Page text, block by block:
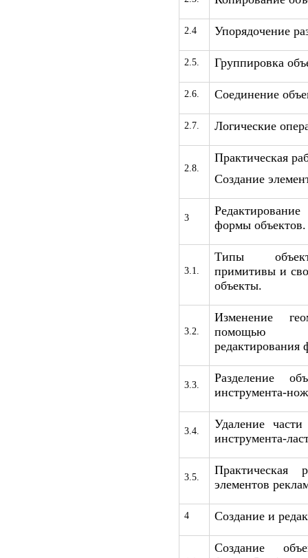
2.4 Упорядочение
2.5. Группировка
2.6. Соединение
2.7. Логические
2.8.
Практическая
Создание
3
формы объектов.
3.1.
Типы
примитивы и
объекты.
3.2.
Изменение
помощью
редактирования
3.3.
Разделение
инструмента-
3.4.
Удаление
инструмента-
3.5.
Практическая
элементов
4 Создание и
Создание